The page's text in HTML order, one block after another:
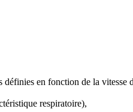
en fonction de la vitesse
respiratoire),